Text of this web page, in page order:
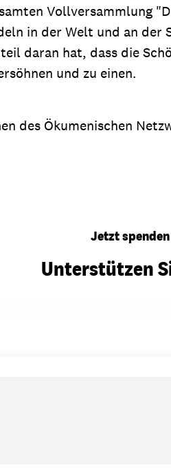
Vollversammlung
in der Welt und an
daran hat, dass die
und zu einen.
des Ökumenischen
Jetzt spenden
Unterstützen